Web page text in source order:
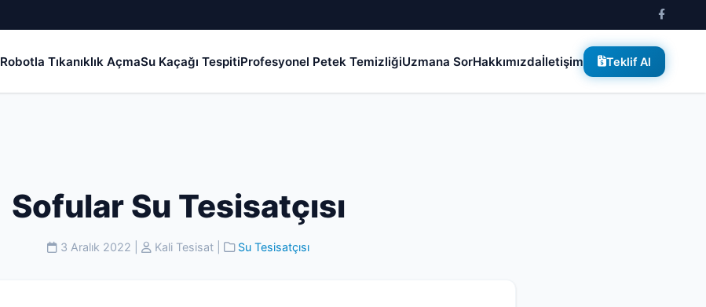
Robotla Tıkanıklık AçmaSu Kaçağı TespitiProfesyonel Petek TemizliğiUzmana SorHakkımızdaİletişim Teklif Al
Sofular Su Tesisatçısı
3 Aralık 2022 Kali Tesisat Su Tesisatçısı